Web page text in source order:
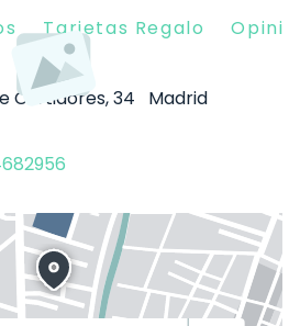
Tarjetas Regalo
Curtidores, 34
Madrid